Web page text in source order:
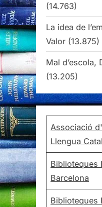
(14.763)
La idea de
Valor (13.875)
Mal d’escola,
(13.205)
Associació
Llengua
Biblioteques
Barcelona
Biblioteques